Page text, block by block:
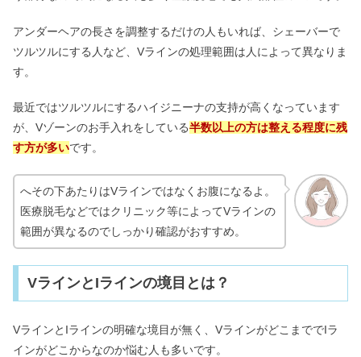
アンダーヘアの長さを調整するだけの人もいれば、シェーバーで
ツルツルにする人など、Vラインの処理範囲は人によって異なりま
す。
最近ではツルツルにするハイジニーナの支持が高くなっています
が、Vゾーンのお手入れをしている半数以上の方は整える程度に残
す方が多いです。
へその下あたりはVラインではなくお腹になるよ。
医療脱毛などではクリニック等によってVラインの
範囲が異なるのでしっかり確認がおすすめ。
VラインとIラインの境目とは？
VラインとIラインの明確な境目が無く、VラインがどこまででIラ
インがどこからなのか悩む人も多いです。